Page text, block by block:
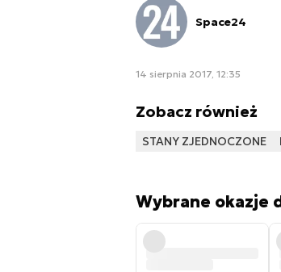
Space24
14 sierpnia 2017, 12:35
Zobacz również
STANY ZJEDNOCZONE
Wybrane okazje